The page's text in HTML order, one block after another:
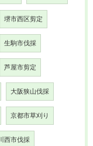
堺市西区剪定
生駒市伐採
芦屋市剪定
大阪狭山伐採
京都市草刈り
川西市伐採